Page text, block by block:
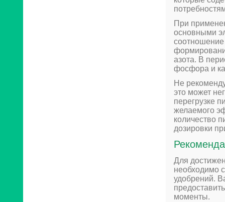
При
основными
соотношение
азота. В
фосфора и
Не
это может
перегрузке
желаемого
количество
дозировки
Для
необходимо
удобрений.
моменты.